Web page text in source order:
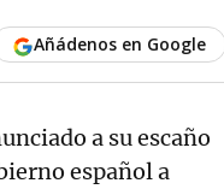
Añádenos en Google
a su escaño
español a